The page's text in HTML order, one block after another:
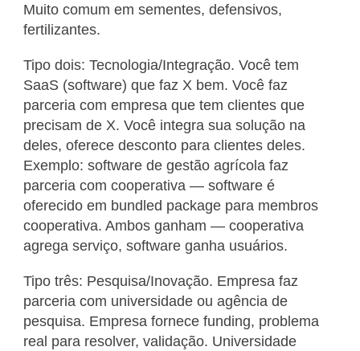
Muito comum em sementes, defensivos,
fertilizantes.
Tipo dois: Tecnologia/Integração. Você tem
SaaS (software) que faz X bem. Você faz
parceria com empresa que tem clientes que
precisam de X. Você integra sua solução na
deles, oferece desconto para clientes deles.
Exemplo: software de gestão agrícola faz
parceria com cooperativa — software é
oferecido em bundled package para membros
cooperativa. Ambos ganham — cooperativa
agrega serviço, software ganha usuários.
Tipo três: Pesquisa/Inovação. Empresa faz
parceria com universidade ou agência de
pesquisa. Empresa fornece funding, problema
real para resolver, validação. Universidade